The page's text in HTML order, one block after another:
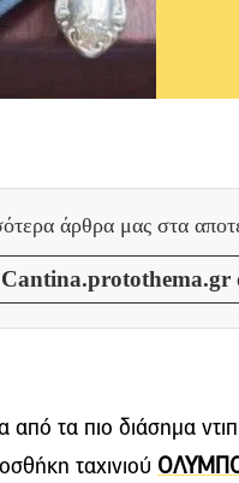
άρθρα μας στα
από τα πιο διάσημα
ταχινιού